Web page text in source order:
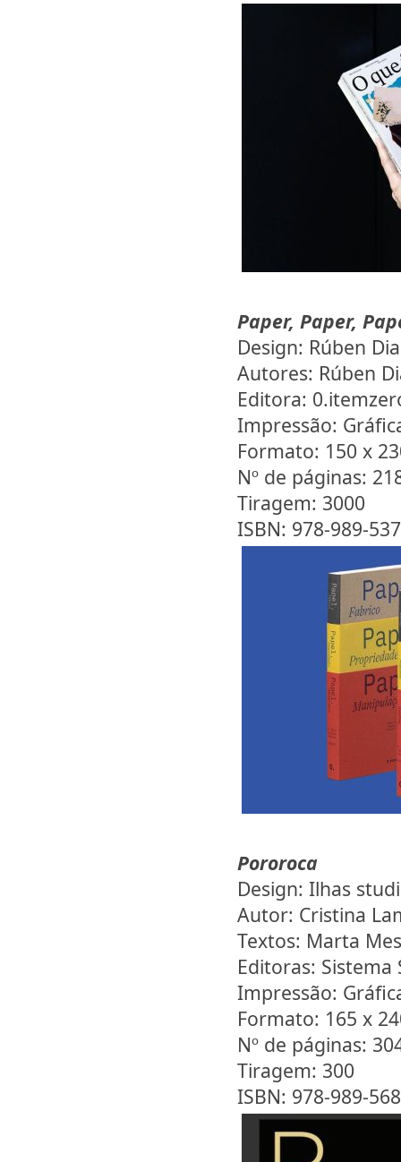
Paper, Paper,
Design: Rúben
Autores: Rúben
Editora:
Impressão:
Formato: 150 x
Nº de páginas:
Tiragem: 3000
ISBN: 978-989-
Pororoca
Design: Ilhas
Autor: Cristina
Textos: Marta
Editoras: Sistema
Impressão:
Formato: 165 x
Nº de páginas:
Tiragem: 300
ISBN: 978-989-